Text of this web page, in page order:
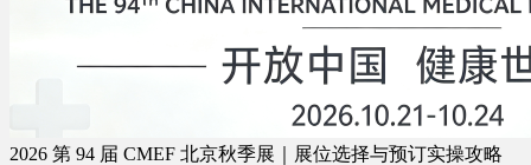
2026 第 94 届 CMEF 北京秋季展｜展位选择与预订实操攻略